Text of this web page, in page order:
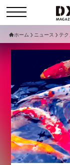
サービスメニュー
セミナー
ホーム ニュース テ